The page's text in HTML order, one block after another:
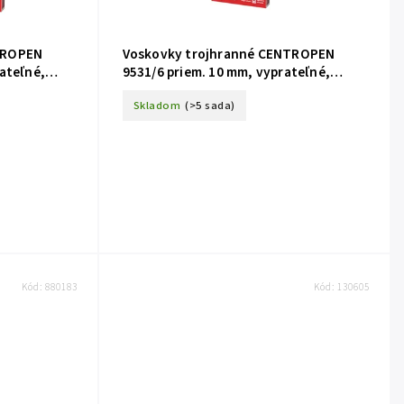
Voskovky trojhranné CENTROPEN
9531/6 priem. 10 mm, vyprateľné,
Skladom (>5 sada)
Kód: 880183 Kód: 130605